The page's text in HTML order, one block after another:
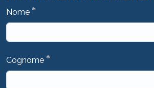
Nome *
Cognome *